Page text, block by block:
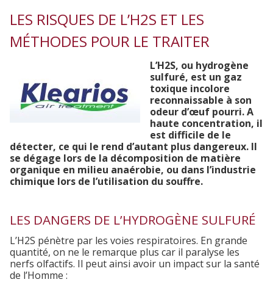
LES RISQUES DE L’H2S ET LES
MÉTHODES POUR LE TRAITER
L’H2S, ou hydrogène
sulfuré, est un gaz
toxique incolore
reconnaissable à son
odeur d’œuf pourri. A
haute concentration, il
est difficile de le
détecter, ce qui le rend d’autant plus dangereux. Il
se dégage lors de la décomposition de matière
organique en milieu anaérobie, ou dans l’industrie
chimique lors de l’utilisation du souffre.
LES DANGERS DE L’HYDROGÈNE SULFURÉ
L’H2S pénètre par les voies respiratoires. En grande
quantité, on ne le remarque plus car il paralyse les
nerfs olfactifs. Il peut ainsi avoir un impact sur la santé
de l’Homme :